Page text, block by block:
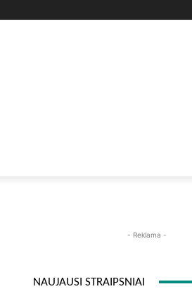
- Reklama -
NAUJAUSI STRAIPSNIAI